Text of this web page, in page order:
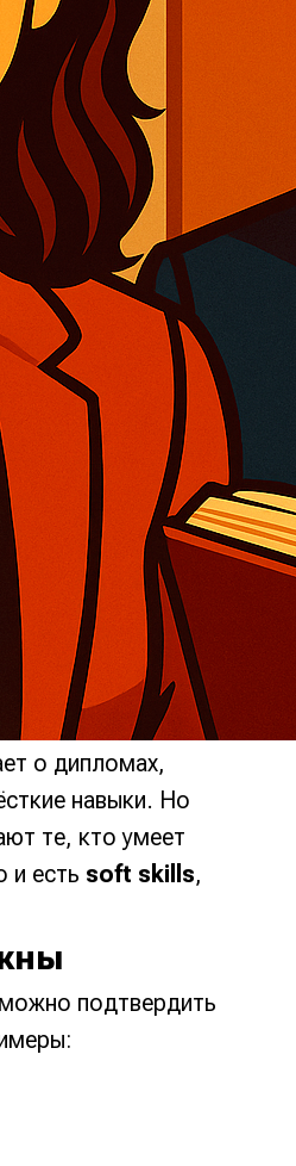
о дипломах,
навыки. Но
те, кто умеет
и есть soft skills,
подтвердить